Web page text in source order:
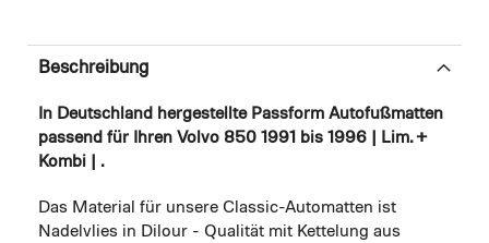
Beschreibung
In Deutschland hergestellte Passform Autofußmatten
passend für Ihren Volvo 850 1991 bis 1996 | Lim. +
Kombi | .
Das Material für unsere Classic-Automatten ist
Nadelvlies in Dilour - Qualität mit Kettelung aus